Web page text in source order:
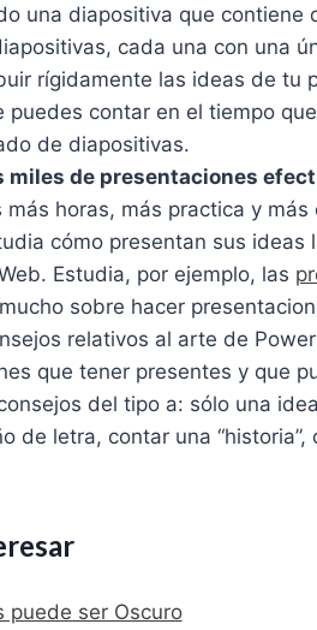
una diapositiva que contiene
cada una con una
rígidamente las ideas de tu
contar en el tiempo
de diapositivas.
de presentaciones
horas, más practica y más
cómo presentan sus ideas
Estudia, por ejemplo, las
sobre hacer
relativos al arte de
que tener presentes y que
del tipo a: sólo una
de letra, contar una “historia”,
puede ser Oscuro